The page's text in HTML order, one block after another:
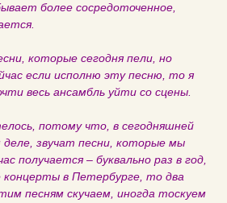
более сосредоточенное,
которые сегодня пели, но
если исполню эту песню, то я
весь ансамбль уйти со сцены.
потому что, в сегодняшней
звучат песни, которые мы
получается – буквально раз в год,
концерты в Петербурге, то два
песням скучаем, иногда тоскуем